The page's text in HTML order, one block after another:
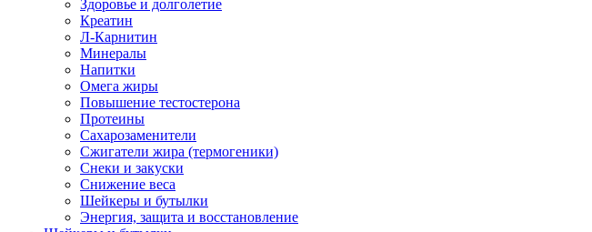
Здоровье и долголетие
Креатин
Л-Карнитин
Минералы
Напитки
Омега жиры
Повышение тестостерона
Протеины
Сахарозаменители
Сжигатели жира (термогеники)
Снеки и закуски
Снижение веса
Шейкеры и бутылки
Энергия, защита и восстановление